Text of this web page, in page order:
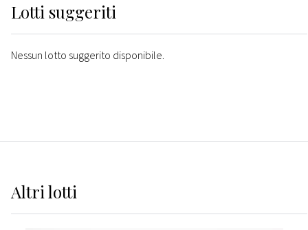
Lotti suggeriti
Nessun lotto suggerito disponibile.
Altrilotti